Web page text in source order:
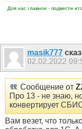
Для нас главное - подвести
masik777
02.02.2022
Сообщение от
Про 13 - не знаю,
конвертирует
Вам везет, что